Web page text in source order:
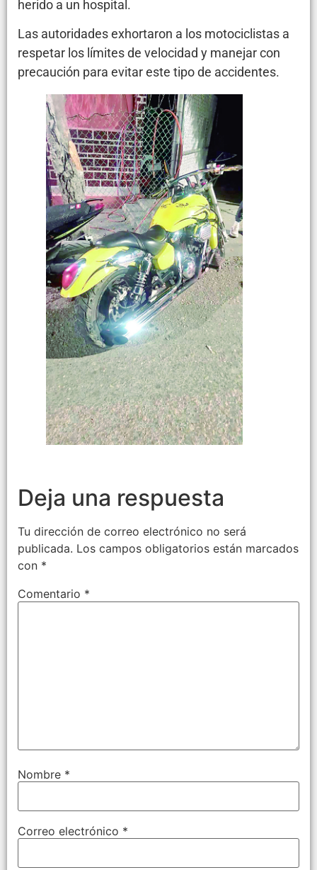
herido a un hospital.
Las autoridades exhortaron a los motociclistas a
respetar los límites de velocidad y manejar con
precaución para evitar este tipo de accidentes.
Deja una respuesta
Tu dirección de correo electrónico no será
publicada. Los campos obligatorios están marcados
con *
Comentario *
Nombre *
Correo electrónico *